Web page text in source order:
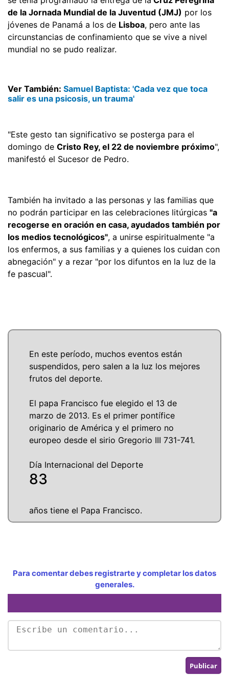
de la Jornada Mundial de la Juventud (JMJ) por los
jóvenes de Panamá a los de Lisboa, pero ante las
circunstancias de confinamiento que se vive a nivel
mundial no se pudo realizar.
Ver También: Samuel Baptista: 'Cada vez que toca
salir es una psicosis, un trauma'
"Este gesto tan significativo se posterga para el
domingo de Cristo Rey, el 22 de noviembre próximo",
manifestó el Sucesor de Pedro.
También ha invitado a las personas y las familias que
no podrán participar en las celebraciones litúrgicas "a
recogerse en oración en casa, ayudados también por
los medios tecnológicos", a unirse espiritualmente "a
los enfermos, a sus familias y a quienes los cuidan con
abnegación" y a rezar "por los difuntos en la luz de la
fe pascual".
En este período, muchos eventos están
suspendidos, pero salen a la luz los mejores
frutos del deporte.
El papa Francisco fue elegido el 13 de
marzo de 2013. Es el primer pontífice
originario de América y el primero no
europeo desde el sirio Gregorio III 731-741.
Día Internacional del Deporte
83
años tiene el Papa Francisco.
Para comentar debes registrarte y completar los datos
generales.